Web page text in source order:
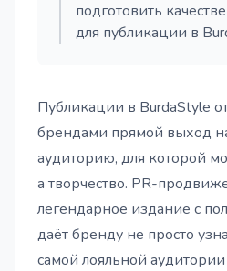
подготовить
для публикации в
Публикации в BurdaStyle
брендами прямой выход
аудиторию, для которой
а творчество. PR-
легендарное издание с
даёт бренду не просто
самой лояльной